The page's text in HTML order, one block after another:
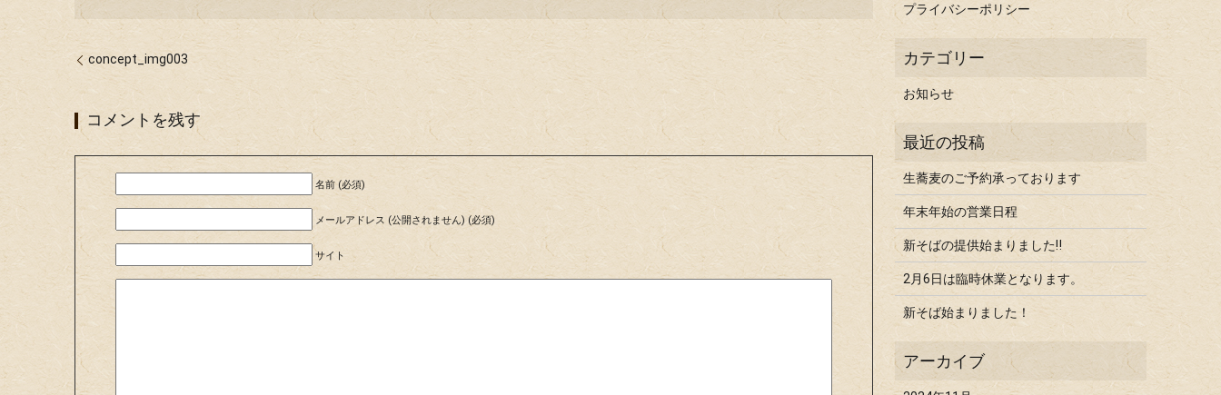
concept_img003
コメントを残す
名前 (必須)
メールアドレス (公開されません) (必須)
サイト
プライバシーポリシー
お知らせ
生蕎麦のご予約承っております
年末年始の営業日程
新そばの提供始まりました‼
2月6日は臨時休業となります。
新そば始まりました！